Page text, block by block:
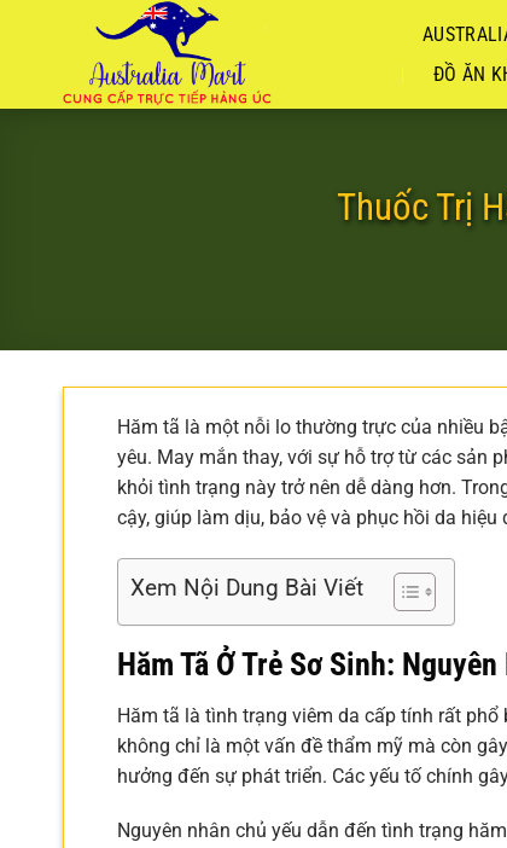
dung
ĐỒ ĂN
Thuốc Trị
Hăm tã là một nỗi lo thường trực của nhiều
yêu. May mắn thay, với sự hỗ trợ từ các sản
khỏi tình trạng này trở nên dễ dàng hơn.
cậy, giúp làm dịu, bảo vệ và phục hồi da hiệu
Xem Nội Dung Bài Viết
Hăm Tã Ở Trẻ Sơ Sinh:
Hăm tã là tình trạng viêm da cấp tính rất
không chỉ là một vấn đề thẩm mỹ mà còn
hưởng đến sự phát triển. Các yếu tố chính
Nguyên nhân chủ yếu dẫn đến tình trạng